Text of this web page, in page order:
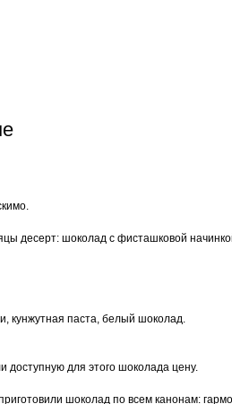
десерт: шоколад с фисташковой
кунжутная паста, белый шоколад.
доступную для этого шоколада цену.
шоколад по всем канонам: